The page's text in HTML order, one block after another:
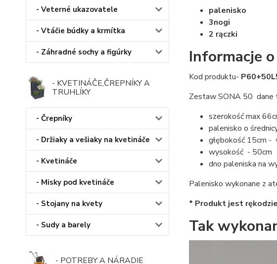
- Veterné ukazovatele
- Vtáčie búdky a krmítka
- Záhradné sochy a figúrky
- KVETINÁČE,ČREPNÍKY A
TRUHLÍKY
- Črepníky
- Držiaky a vešiaky na kvetináče
- Kvetináče
- Misky pod kvetináče
- Stojany na kvety
- Sudy a barely
- POTREBY A NÁRADIE
palenisko
3nogi
2 rączki
Informacje
Kod produktu-
Zestaw SONA 50 dane
szerokość max
palenisko o
głębokość 15cm -
wysokość - 50cm
dno paleniska na
Palenisko wykonane z
* Produkt jest
Tak